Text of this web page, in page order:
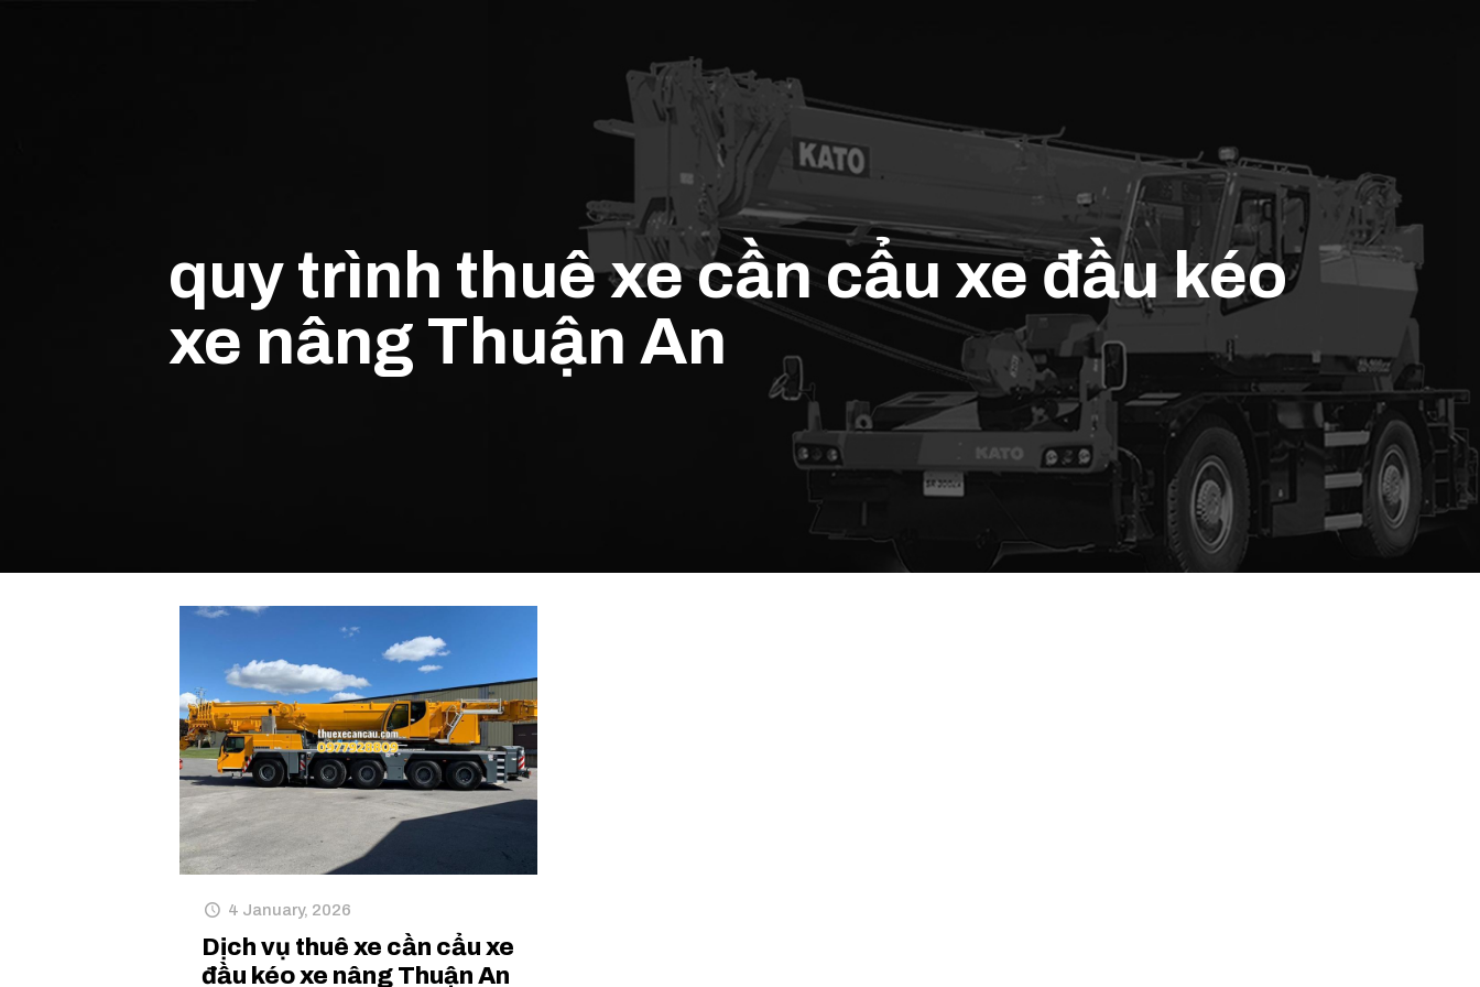
quy trình thuê xe cần cẩu xe đầu kéo
xe nâng Thuận An
4 January, 2026
Dịch vụ thuê xe cần cẩu xe
đầu kéo xe nâng Thuận An